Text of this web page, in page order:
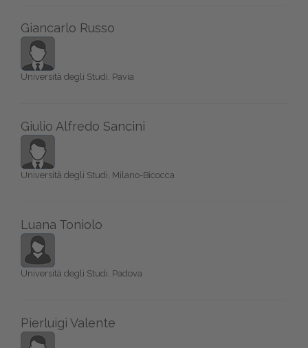
Giancarlo Russo
Università degli Studi, Pavia
Giulio Alfredo Sancini
Università degli Studi, Milano-Bicocca
Luana Toniolo
Università degli Studi, Padova
Pierluigi Valente